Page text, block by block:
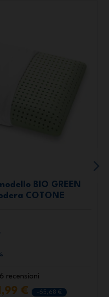
BIO GREEN
COTONE
recensioni
€ -65,68 €